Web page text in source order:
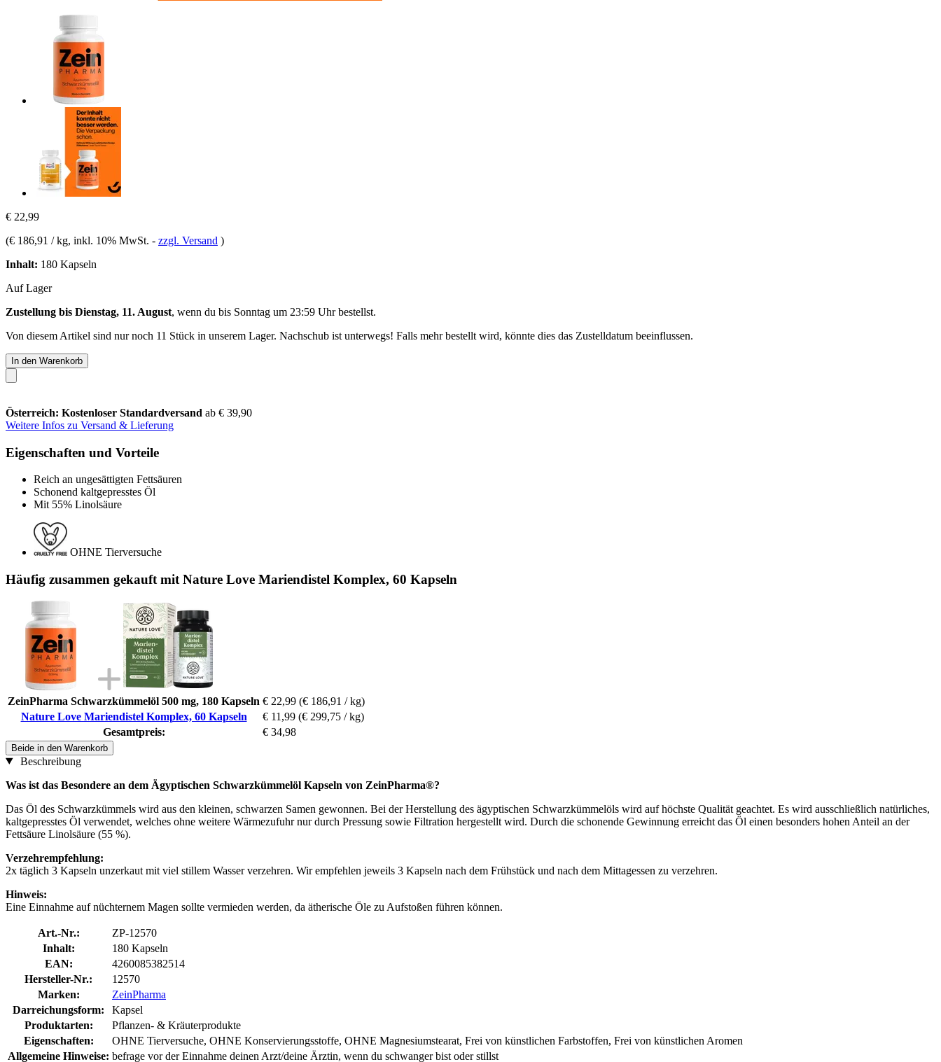
€ 22,99
(€ 186,91 / kg, inkl. 10% MwSt. - zzgl. Versand )
Inhalt: 180 Kapseln
Auf Lager
Zustellung bis Dienstag, 11. August, wenn du bis Sonntag um 23:59 Uhrbestellst.
Von diesem Artikel sind nur noch 11 Stück in unserem Lager. Nachschub ist unterwegs! Falls mehr bestellt wird, könnte dies das Zustelldatum beeinflussen.
In den Warenkorb
Österreich: Kostenloser Standardversand ab € 39,90
Weitere Infos zu Versand & Lieferung
Eigenschaften und Vorteile
Reich an ungesättigten Fettsäuren
Schonend kaltgepresstes Öl
Mit 55% Linolsäure
OHNE Tierversuche
Häufig zusammen gekauft mit Nature Love Mariendistel Komplex, 60 Kapseln
ZeinPharma Schwarzkümmelöl 500 mg, 180 Kapseln € 22,99 (€ 186,91 / kg)
Nature Love Mariendistel Komplex, 60 Kapseln
€ 11,99 (€ 299,75 / kg)
Gesamtpreis:
€ 34,98
Beide in den Warenkorb
Beschreibung
Was ist das Besondere an dem Ägyptischen Schwarzkümmelöl Kapseln von ZeinPharma®?
Das Öl des Schwarzkümmels wird aus den kleinen, schwarzen Samen gewonnen. Bei der Herstellung des ägyptischen Schwarzkümmelöls wird auf höchste Qualität geachtet. Es wird ausschließlich natürliches,
kaltgepresstes Öl verwendet, welches ohne weitere Wärmezufuhr nur durch Pressung sowie Filtration hergestellt wird. Durch die schonende Gewinnung erreicht das Öl einen besonders hohen Anteil an der
Fettsäure Linolsäure (55 %).
Verzehrempfehlung:
2x täglich 3 Kapseln unzerkaut mit viel stillem Wasser verzehren. Wir empfehlen jeweils 3 Kapseln nach dem Frühstück und nach dem Mittagessen zu verzehren.
Hinweis:
Eine Einnahme auf nüchternem Magen sollte vermieden werden, da ätherische Öle zu Aufstoßen führen können.
Art.-Nr.:
ZP-12570
Inhalt:
180 Kapseln
EAN:
4260085382514
Hersteller-Nr.:
12570
Marken:
ZeinPharma
Darreichungsform:
Kapsel
Produktarten:
Pflanzen- & Kräuterprodukte
Eigenschaften:
OHNE Tierversuche, OHNE Konservierungsstoffe, OHNE Magnesiumstearat, Frei von künstlichen Farbstoffen, Frei von künstlichen Aromen
Allgemeine Hinweise: befrage vor der Einnahme deinen Arzt/deine Ärztin, wenn du schwanger bist oder stillst